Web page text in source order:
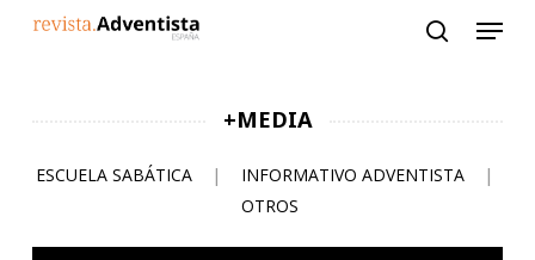
+MEDIA
ESCUELA SABÁTICA | INFORMATIVO ADVENTISTA
|
OTROS